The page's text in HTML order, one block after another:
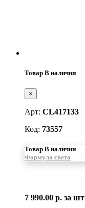
Товар В наличии
×
Арт: CL417133
Код: 73557
Товар В наличии
Формула света
7 990.00 р. за шт